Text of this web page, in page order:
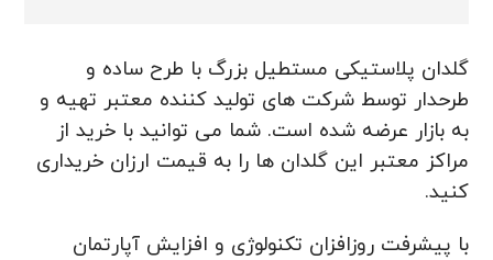
گلدان پلاستیکی مستطیل بزرگ با طرح ساده و
طرحدار توسط شرکت های تولید کننده معتبر تهیه و
به بازار عرضه شده است. شما می توانید با خرید از
مراکز معتبر این گلدان ها را به قیمت ارزان خریداری
کنید.
با پیشرفت روزافزان تکنولوژی و افزایش آپارتمان